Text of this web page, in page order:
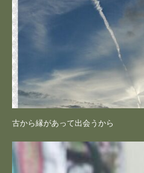
古から縁があって出会うから